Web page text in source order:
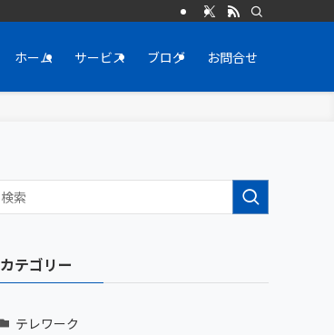
ホーム サービス ブログ お問合せ
カテゴリー
テレワーク